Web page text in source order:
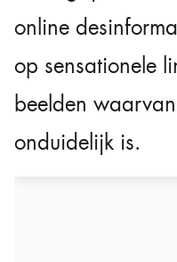
online
op sensationele
beelden
onduidelijk is.